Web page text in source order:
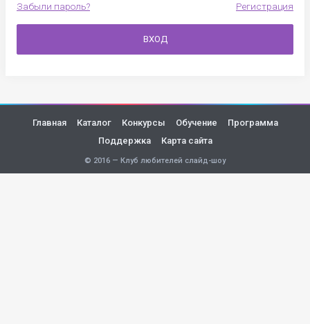
Забыли пароль? Регистрация
ВХОД
Главная Каталог Конкурсы Обучение
Программа
Поддержка
Карта сайта
© 2016 — Клуб любителей слайд-шоу